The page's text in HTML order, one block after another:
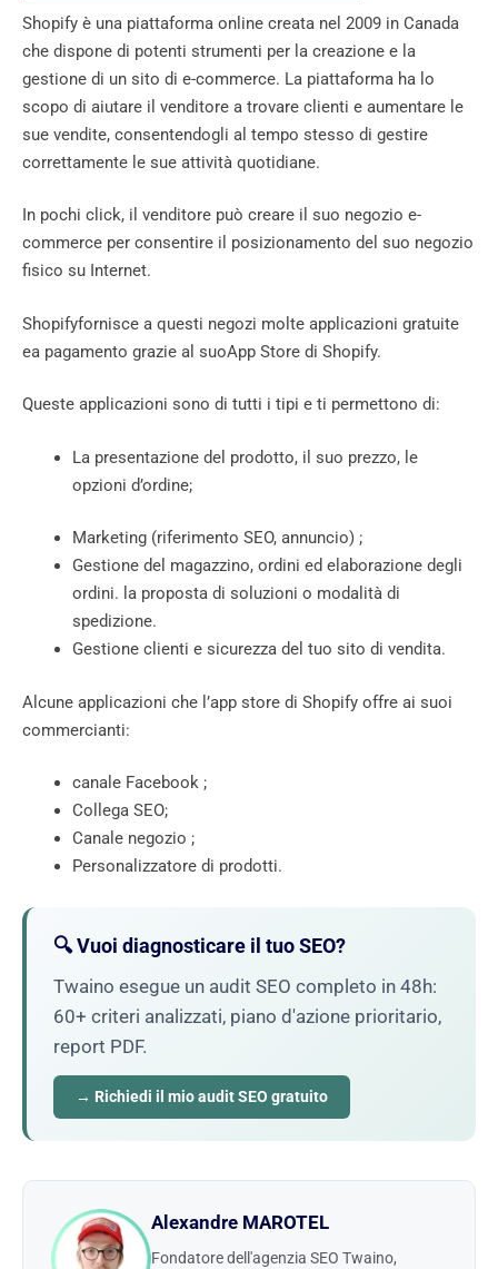
Shopify è una piattaforma online creata nel 2009 in Canada
che dispone di potenti strumenti per la creazione e la
gestione di un sito di e-commerce. La piattaforma ha lo
scopo di aiutare il venditore a trovare clienti e aumentare le
sue vendite, consentendogli al tempo stesso di gestire
correttamente le sue attività quotidiane.
In pochi click, il venditore può creare il suo negozio e-
commerce per consentire il posizionamento del suo negozio
fisico su Internet.
Shopifyfornisce a questi negozi molte applicazioni gratuite
ea pagamento grazie al suoApp Store di Shopify.
Queste applicazioni sono di tutti i tipi e ti permettono di:
La presentazione del prodotto, il suo prezzo, le
opzioni d’ordine;
Marketing (riferimento SEO, annuncio) ;
Gestione del magazzino, ordini ed elaborazione degli
ordini. la proposta di soluzioni o modalità di
spedizione.
Gestione clienti e sicurezza del tuo sito di vendita.
Alcune applicazioni che l’app store di Shopify offre ai suoi
commercianti:
canale Facebook ;
Collega SEO;
Canale negozio ;
Personalizzatore di prodotti.
🔍 Vuoi diagnosticare il tuo SEO?
Twaino esegue un audit SEO completo in 48h:
60+ criteri analizzati, piano d'azione prioritario,
report PDF.
→ Richiedi il mio audit SEO gratuito
Alexandre MAROTEL
Fondatore dell'agenzia SEO Twaino,